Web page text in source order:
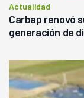
Actualidad
Carbap renovó
generación de